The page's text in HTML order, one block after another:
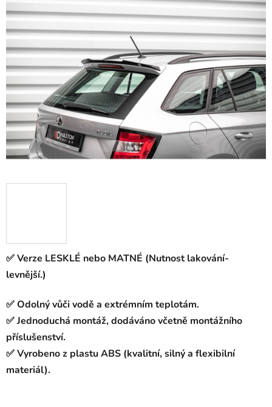
✅ Verze LESKLÉ nebo MATNÉ (Nutnost lakování-
levnější.)
✅ Odolný vůči vodě a extrémním teplotám.
✅ Jednoduchá montáž, dodáváno včetně montážního
příslušenství.
✅ Vyrobeno z plastu ABS (kvalitní, silný a flexibilní
materiál).
0,0
5
hvězdiček.